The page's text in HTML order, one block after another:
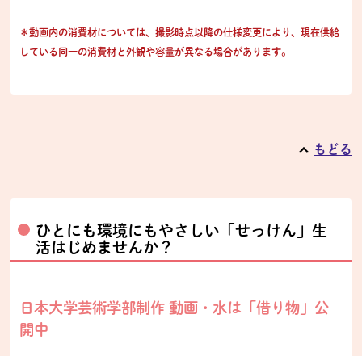
＊動画内の消費材については、撮影時点以降の仕様変更により、現在供給
している同一の消費材と外観や容量が異なる場合があります。
もどる
ひとにも環境にもやさしい「せっけん」生
活はじめませんか？
日本大学芸術学部制作 動画・水は「借り物」公
開中